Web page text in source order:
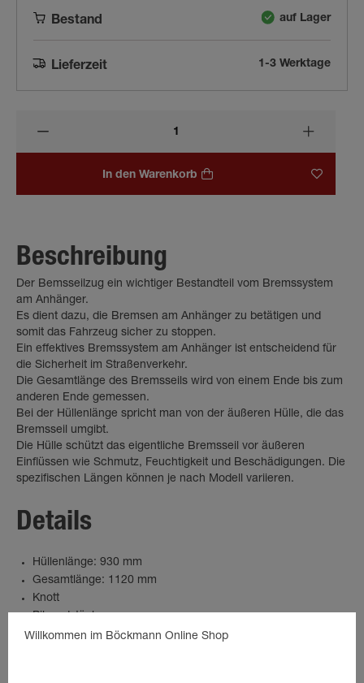
Bestand auf Lager
Lieferzeit 1-3 Werktage
In den Warenkorb
Beschreibung
Der Bemsseilzug ein wichtiger Bestandteil vom Bremssystem
am Anhänger.
Es dient dazu, die Bremsen am Anhänger zu betätigen und
somit das Fahrzeug sicher zu stoppen.
Ein effektives Bremssystem am Anhänger ist entscheidend für
die Sicherheit im Straßenverkehr.
Die Gesamtlänge des Bremsseils wird von einem Ende bis zum
anderen Ende gemessen.
Bei der Hüllenlänge spricht man von der äußeren Hülle, die das
Bremsseil umgibt.
Die Hülle schützt das eigentliche Bremsseil vor äußeren
Einflüssen wie Schmutz, Feuchtigkeit und Beschädigungen. Die
spezifischen Längen können je nach Modell variieren.
Details
Hüllenlänge: 930 mm
Gesamtlänge: 1120 mm
Knott
Pilzendstück
Willkommen im Böckmann Online Shop